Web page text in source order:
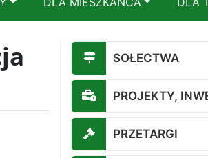
SOŁECTWA
PROJEKTY,
PRZETARGI